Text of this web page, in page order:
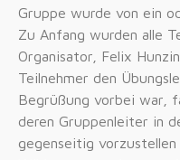
Gruppe wurde von ein
Zu Anfang wurden alle
Organisator, Felix
Teilnehmer den
Begrüßung vorbei war,
deren Gruppenleiter in
gegenseitig vorzustellen